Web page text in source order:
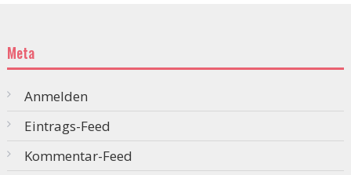
Meta
Anmelden
Eintrags-Feed
Kommentar-Feed